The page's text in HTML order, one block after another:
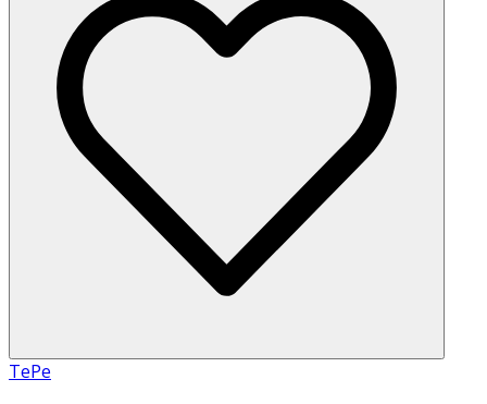
TePe